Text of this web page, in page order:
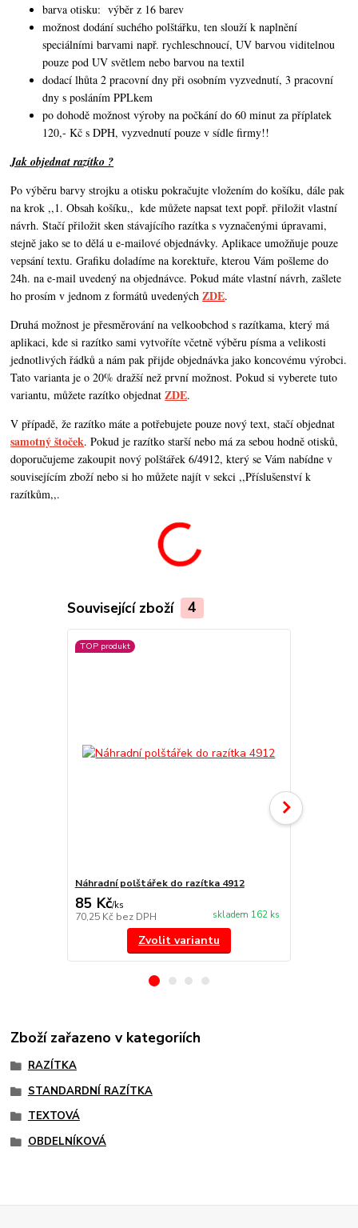
barva otisku: výběr z 16 barev
možnost dodání suchého polštářku, ten slouží k naplnění
speciálními barvami např. rychleschnoucí, UV barvou viditelnou
pouze pod UV světlem nebo barvou na textil
dodací lhůta 2 pracovní dny při osobním vyzvednutí, 3 pracovní
dny s posláním PPLkem
po dohodě možnost výroby na počkání do 60 minut za příplatek
120,- Kč s DPH, vyzvednutí pouze v sídle firmy!!
Jak objednat razítko ?
Po výběru barvy strojku a otisku pokračujte vložením do košíku, dále pak
na krok ,,1. Obsah košíku,, kde můžete napsat text popř. přiložit vlastní
návrh. Stačí přiložit sken stávajícího razítka s vyznačenými úpravami,
stejně jako se to dělá u e-mailové objednávky. Aplikace umožňuje pouze
vepsání textu. Grafiku doladíme na korektuře, kterou Vám pošleme do
24h. na e-mail uvedený na objednávce. Pokud máte vlastní návrh,zašlete
ho prosím v jednom z formátů uvedenýchZDE.
Druhá možnost je přesměrování na velkoobchod s razítkama, který má
aplikaci, kde si razítko sami vytvoříte včetně výběru písma a velikosti
jednotlivých řádků a nám pak přijde objednávka jako koncovému výrobci.
Tato varianta je o 20% dražší než první možnost. Pokud si vyberete tuto
variantu, můžete razítko objednatZDE.
V případě, že razítko máte a potřebujete pouze nový text, stačí objednat
samotný štoček. Pokud je razítko starší nebo má za sebou hodně otisků,
doporučujeme zakoupit nový polštářek 6/4912, který se Vám nabídne v
souvisejícím zboží nebo si ho můžete najít v sekci ,,Příslušenství k
razítkům,,.
Související zboží 4
TOP produkt
Náhradní polštářek do razítka 4912
85 Kč/ks
70,25 Kč bez DPH skladem 162 ks
Zvolit variantu
Zboží zařazeno v kategoriích
RAZÍTKA
STANDARDNÍ RAZÍTKA
TEXTOVÁ
OBDELNÍKOVÁ